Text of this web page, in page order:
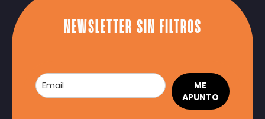
NEWSLETTER SIN FILTROS
ME
APUNTO